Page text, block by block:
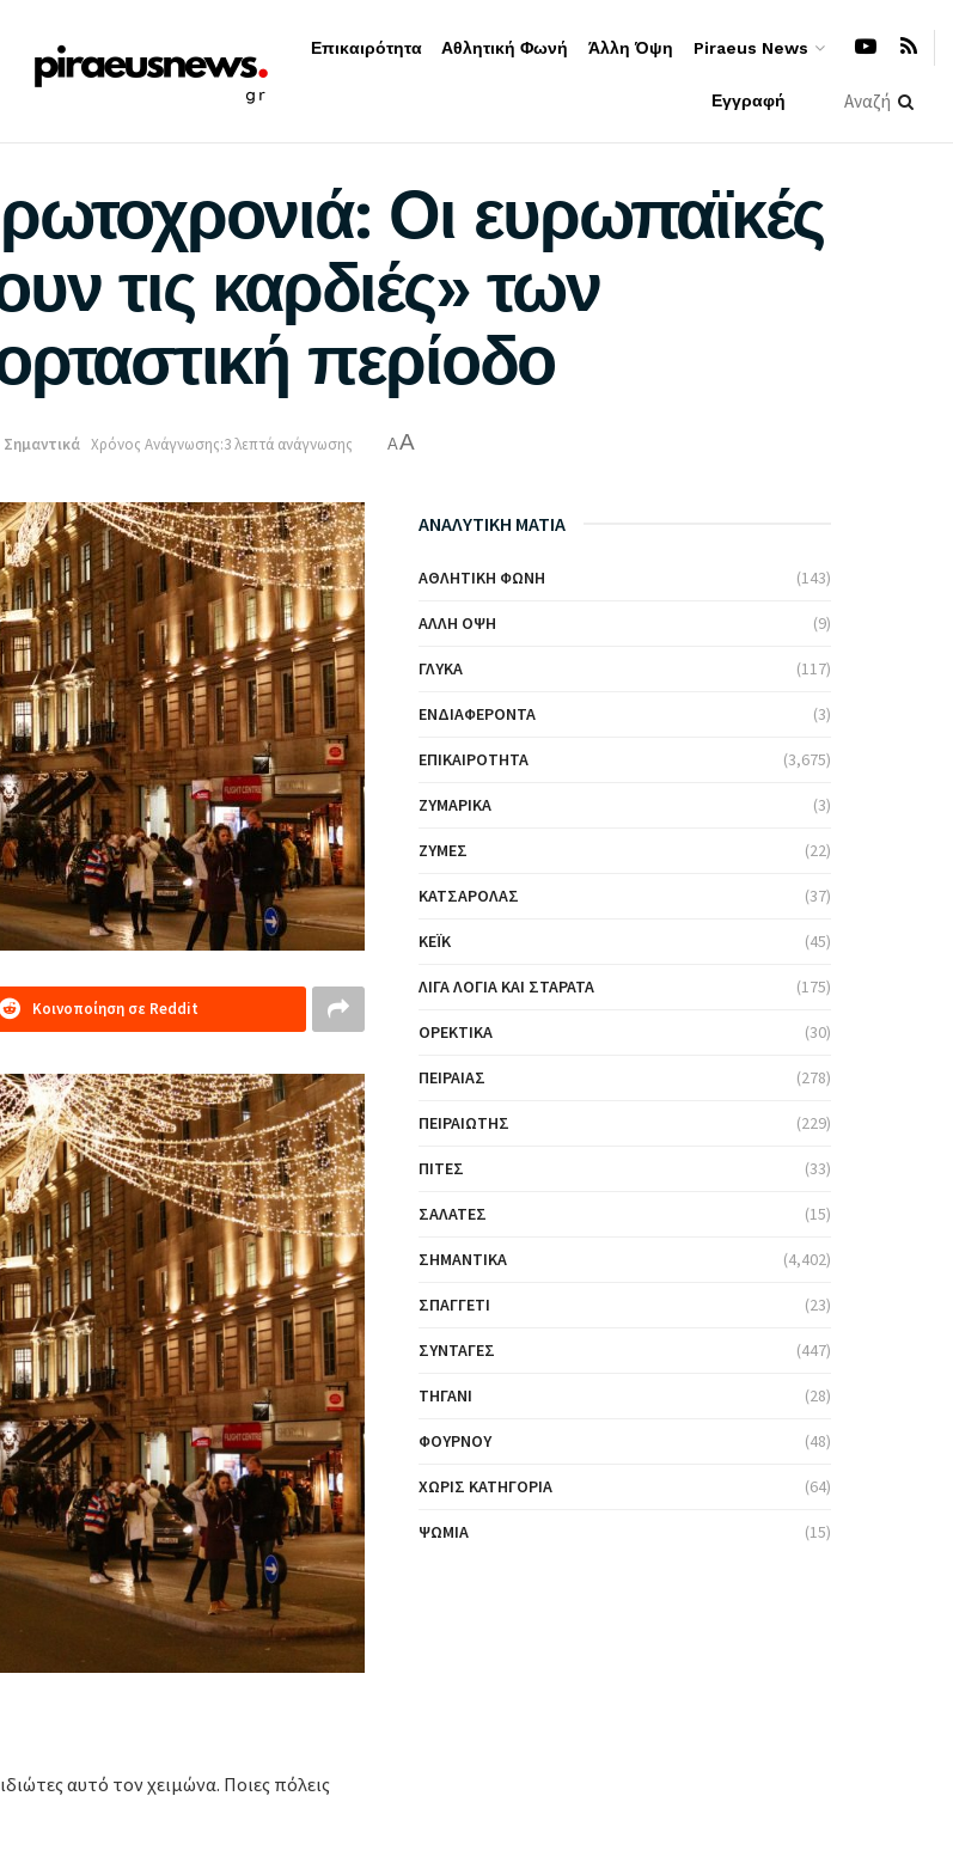
Επικαιρότητα Αθλητική Φωνή Άλλη Όψη Piraeus News
Εγγραφή
Οι ευρωπαϊκές
τις καρδιές» των
περίοδο
Σημαντικά Χρόνος Ανάγνωσης:3 λεπτά ανάγνωσης AA
Κοινοποίηση σε Reddit
αυτό τον χειμώνα. Ποιες πόλεις
ΑΝΑΛΥΤΙΚΗ ΜΑΤΙΑ
ΑΘΛΗΤΙΚΉ ΦΩΝΉ (143)
ΆΛΛΗ ΌΨΗ (9)
ΓΛΥΚΆ (117)
ΕΝΔΙΑΦΈΡΟΝΤΑ (3)
ΕΠΙΚΑΙΡΌΤΗΤΑ (3,675)
ΖΥΜΑΡΙΚΆ (3)
ΖΎΜΕΣ (22)
ΚΑΤΣΑΡΌΛΑΣ (37)
ΚΈΙΚ (45)
ΛΊΓΑ ΛΌΓΙΑ ΚΑΙ ΣΤΑΡΆΤΑ (175)
ΟΡΕΚΤΙΚΆ (30)
ΠΕΙΡΑΙΆΣ (278)
ΠΕΙΡΑΙΏΤΗΣ (229)
ΠΊΤΕΣ (33)
ΣΑΛΆΤΕΣ (15)
ΣΗΜΑΝΤΙΚΆ (4,402)
ΣΠΑΓΓΈΤΙ (23)
ΣΥΝΤΑΓΈΣ (447)
ΤΗΓΆΝΙ (28)
ΦΟΎΡΝΟΥ (48)
ΧΩΡΊΣ ΚΑΤΗΓΟΡΊΑ (64)
ΨΩΜΙΆ (15)